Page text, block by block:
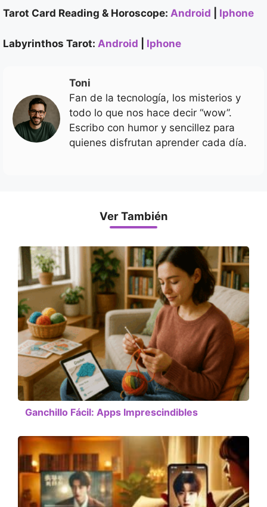
Tarot Card Reading & Horoscope: Android Iphone
Labyrinthos Tarot: Android Iphone
Toni
Fan de la tecnología, los misterios y
todo lo que nos hace decir “wow”.
Escribo con humor y sencillez para
quienes disfrutan aprender cada día.
Ver También
Ganchillo Fácil: Apps Imprescindibles